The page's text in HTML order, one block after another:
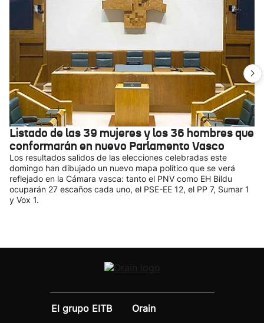
Listado de las 39 mujeres y los 36 hombres que
conformarán en nuevo Parlamento Vasco
Los resultados salidos de las elecciones celebradas este
domingo han dibujado un nuevo mapa político que se verá
reflejado en la Cámara vasca: tanto el PNV como EH Bildu
ocuparán 27 escaños cada uno, el PSE-EE 12, el PP 7, Sumar 1
y Vox 1.
El grupo EITB
Orain